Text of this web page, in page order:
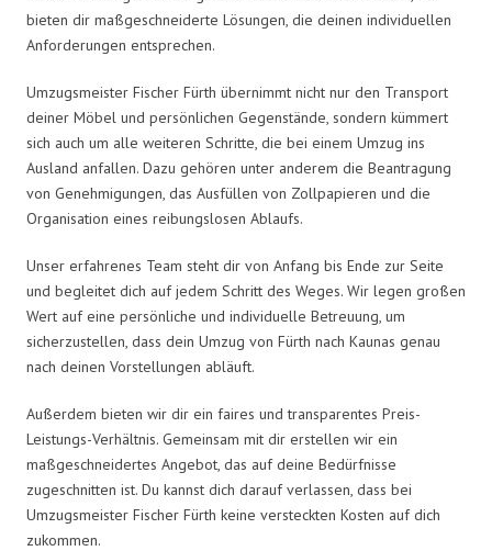
bieten dir maßgeschneiderte Lösungen, die deinen individuellen
Anforderungen entsprechen.
Umzugsmeister Fischer Fürth übernimmt nicht nur den Transport
deiner Möbel und persönlichen Gegenstände, sondern kümmert
sich auch um alle weiteren Schritte, die bei einem Umzug ins
Ausland anfallen. Dazu gehören unter anderem die Beantragung
von Genehmigungen, das Ausfüllen von Zollpapieren und die
Organisation eines reibungslosen Ablaufs.
Unser erfahrenes Team steht dir von Anfang bis Ende zur Seite
und begleitet dich auf jedem Schritt des Weges. Wir legen großen
Wert auf eine persönliche und individuelle Betreuung, um
sicherzustellen, dass dein Umzug von Fürth nach Kaunas genau
nach deinen Vorstellungen abläuft.
Außerdem bieten wir dir ein faires und transparentes Preis-
Leistungs-Verhältnis. Gemeinsam mit dir erstellen wir ein
maßgeschneidertes Angebot, das auf deine Bedürfnisse
zugeschnitten ist. Du kannst dich darauf verlassen, dass bei
Umzugsmeister Fischer Fürth keine versteckten Kosten auf dich
zukommen.